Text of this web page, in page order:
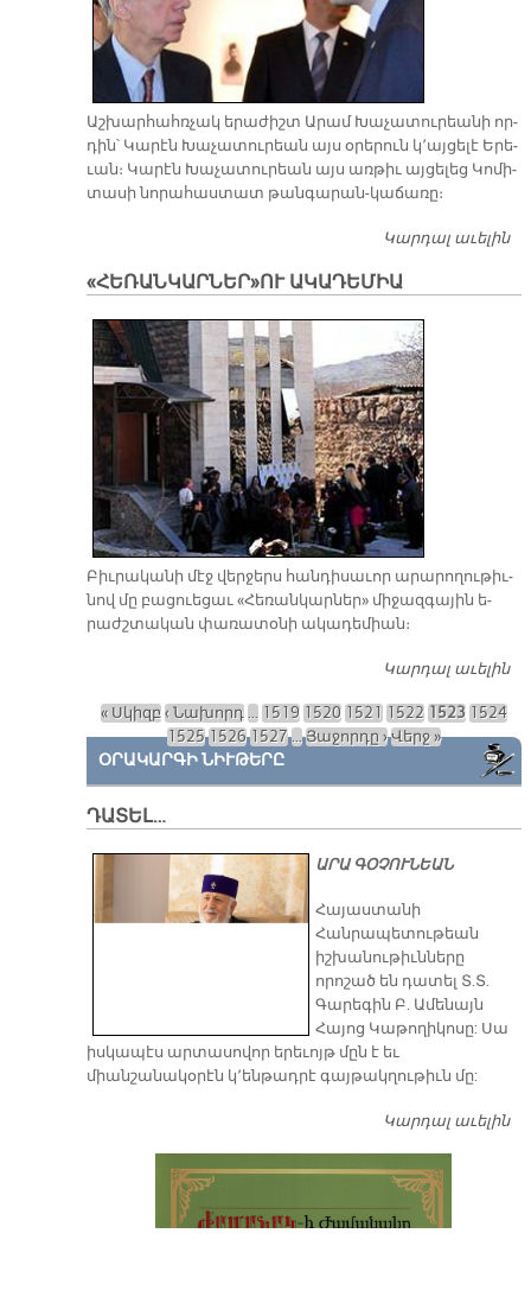
Աշ­խար­հահռ­չակ ե­րա­ժիշտ Ա­րամ Խա­չա­տու­րեա­նի որ­
դին՝ Կա­րէն Խա­չատուրեան այս օ­րե­րուն կ՚այ­ցե­լէ Ե­րե­
ւան։ Կա­րէն Խա­չա­տու­րեան այս առ­թիւ այ­ցե­լեց Կո­մի­
տա­սի նո­րա­հաս­տատ թան­գա­րան-կա­ճա­ռը։
Կարդալ աւելին
«ՀԵՌԱՆԿԱՐՆԵՐ»ՈՒ ԱԿԱԴԵՄԻԱ
Բիւ­րա­կա­նի մէջ վեր­ջերս հան­դի­սա­ւոր ա­րա­րո­ղու­թիւ­
նով մը բա­ցուե­ցաւ «Հե­ռան­կար­ներ» մի­ջազ­գա­յին ե­
րաժշ­տա­կան փա­ռա­տօ­նի ա­կա­դե­միան։
Կարդալ աւելին
Էջեր
« Սկիզբ‹ Նախորդ … 1519 1520 1521 1522 1523 1524
152515261527… Յաջորդը ›Վերջ »
ՕՐԱԿԱՐԳԻ ՆԻՒԹԵՐԸ
ԴԱՏԵԼ…
ԱՐԱ ԳՕՉՈՒՆԵԱՆ
​Հայաստանի
Հանրապետութեան
իշխանութիւնները
որոշած են դատել Տ.Տ.
Գարեգին Բ. Ամենայն
Հայոց Կաթողիկոսը: Սա
իսկապէս արտասովոր երեւոյթ մըն է եւ
միանշանակօրէն կ՚ենթադրէ գայթակղութիւն մը:
Կարդալ աւելին